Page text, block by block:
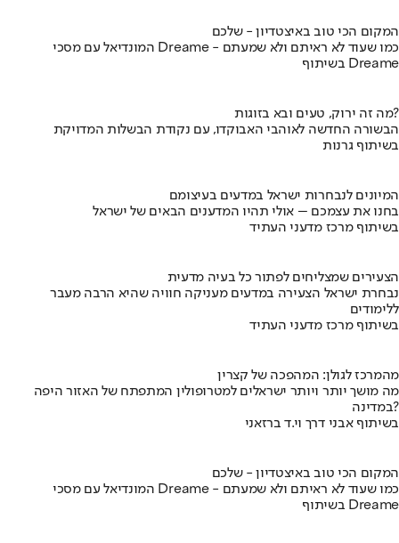
המקום הכי טוב באיצטדיון - שלכם
המונדיאל עם מסכי Dreame - כמו שעוד לא ראיתם ולא שמעתם
בשיתוף Dreame
מה זה ירוק, טעים ובא בזוגות?
הבשורה החדשה לאוהבי האבוקדו, עם נקודת הבשלות המדויקת
בשיתוף גרנות
המיונים לנבחרות ישראל במדעים בעיצומם
בחנו את עצמכם – אולי תהיו המדענים הבאים של ישראל
בשיתוף מרכז מדעני העתיד
הצעירים שמצליחים לפתור כל בעיה מדעית
נבחרת ישראל הצעירה במדעים מעניקה חוויה שהיא הרבה מעבר
ללימודים
בשיתוף מרכז מדעני העתיד
מהמרכז לגולן: המהפכה של קצרין
מה מושך יותר ויותר ישראלים למטרופולין המתפתח של האזור היפה
במדינה?
בשיתוף אבני דרך וי.ד ברזאני
המקום הכי טוב באיצטדיון - שלכם
המונדיאל עם מסכי Dreame - כמו שעוד לא ראיתם ולא שמעתם
בשיתוף Dreame